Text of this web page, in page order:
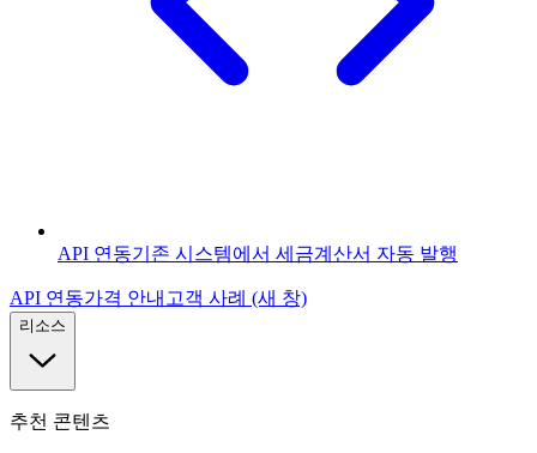
API 연동기존 시스템에서 세금계산서 자동 발행
API 연동가격 안내 고객 사례 (새 창)
리소스
추천 콘텐츠